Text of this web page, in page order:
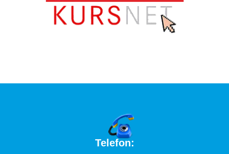
Telefon: